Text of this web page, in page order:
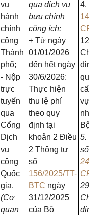
vụ
hành
chính
công
Thành
phố;
- Nộp
trực
tuyến
qua
Cổng
Dịch
vụ
công
Quốc
gia.
(Cơ
quan
qua dịch vụ
bưu chính
công ích:
+ Từ ngày
01/01/2026
đến hết ngày
30/6/2026:
Thực hiện
thu lệ phí
theo quy
định tại
khoản 2 Điều
2 Thông tư
số
156/2025/TT-
BTC ngày
31/12/2025
của Bộ
4.
144/
CP
12/6/
Chính
định
cấp
vực
nhà
Bộ
5.
số
24/
CP
29/4/
Chính
định